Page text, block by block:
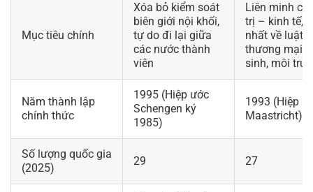
Mục tiêu chính
Xóa bỏ kiểm soát
biên giới nội khối,
tự do đi lại giữa
các nước thành
viên
Liên minh
trị – kinh tế,
nhất về luật
thương mại,
sinh, môi
Năm thành lập
chính thức
1995 (Hiệp ước
Schengen ký
1985)
1993 (Hiệp
Maastricht)
Số lượng quốc gia
(2025)
29 27